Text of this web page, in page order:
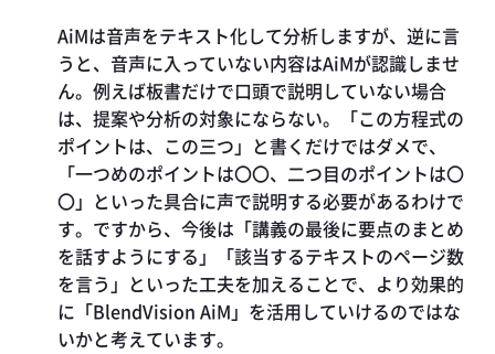
AiMは音声をテキスト化して分析しますが、逆に言
うと、音声に入っていない内容はAiMが認識しませ
ん。例えば板書だけで口頭で説明していない場合
は、提案や分析の対象にならない。「この方程式の
ポイントは、この三つ」と書くだけではダメで、
「一つめのポイントは〇〇、二つ目のポイントは〇
〇」といった具合に声で説明する必要があるわけで
す。ですから、今後は「講義の最後に要点のまとめ
を話すようにする」「該当するテキストのページ数
を言う」といった工夫を加えることで、より効果的
に「BlendVision AiM」を活用していけるのではな
いかと考えています。